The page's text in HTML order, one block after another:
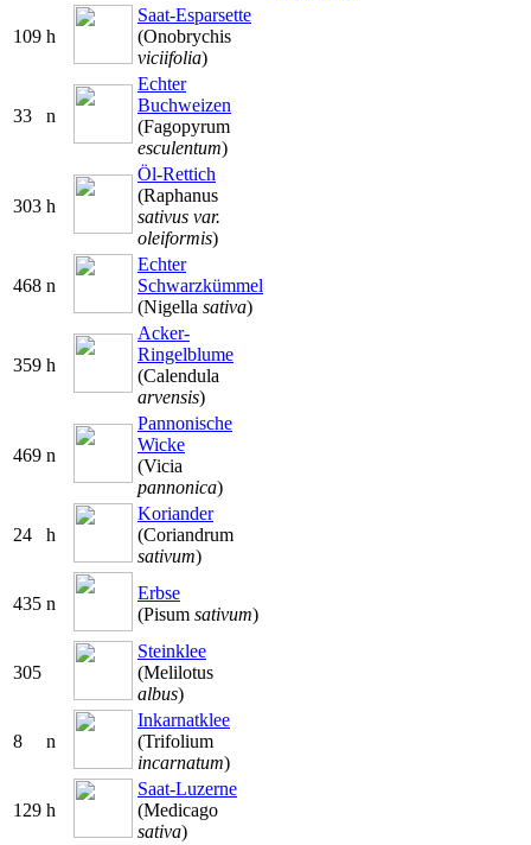
109 h
Saat-Esparsette
(Onobrychis
viciifolia)
33 n
Echter
Buchweizen
(Fagopyrum
esculentum)
303 h
Öl-Rettich
(Raphanus
sativus var.
oleiformis)
468 n
Echter
Schwarzkümmel
(Nigella sativa)
359 h
Acker-
Ringelblume
(Calendula
arvensis)
469 n
Pannonische
Wicke
(Vicia
pannonica)
24 h
Koriander
(Coriandrum
sativum)
435 n
Erbse
(Pisum sativum)
305
Steinklee
(Melilotus
albus)
8 n
Inkarnatklee
(Trifolium
incarnatum)
129 h
Saat-Luzerne
(Medicago
sativa)